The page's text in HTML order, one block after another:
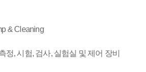
& Cleaning
정, 시험, 검사, 실험실 및 제어 장비